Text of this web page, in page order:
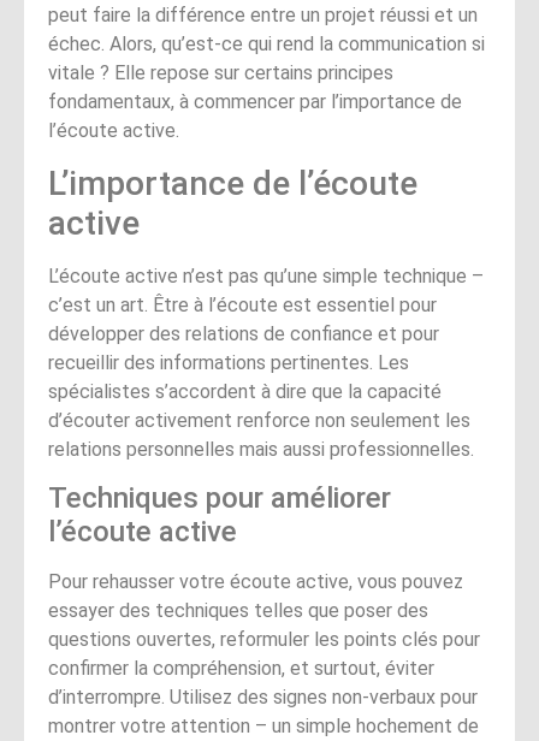
peut faire la différence entre un projet réussi et un
échec. Alors, qu’est-ce qui rend la communication si
vitale ? Elle repose sur certains principes
fondamentaux, à commencer par l’importance de
l’écoute active.
L’importance de l’écoute
active
L’écoute active n’est pas qu’une simple technique –
c’est un art. Être à l’écoute est essentiel pour
développer des relations de confiance et pour
recueillir des informations pertinentes. Les
spécialistes s’accordent à dire que la capacité
d’écouter activement renforce non seulement les
relations personnelles mais aussi professionnelles.
Techniques pour améliorer
l’écoute active
Pour rehausser votre écoute active, vous pouvez
essayer des techniques telles que poser des
questions ouvertes, reformuler les points clés pour
confirmer la compréhension, et surtout, éviter
d’interrompre. Utilisez des signes non-verbaux pour
montrer votre attention – un simple hochement de